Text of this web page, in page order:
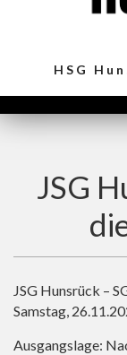
HSG
JSG
JSG Hunsrück –
Samstag,
Ausgangslage: